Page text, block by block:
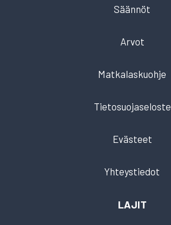
Säännöt
Arvot
Matkalaskuohje
Tietosuojaseloste
Evästeet
Yhteystiedot
LAJIT